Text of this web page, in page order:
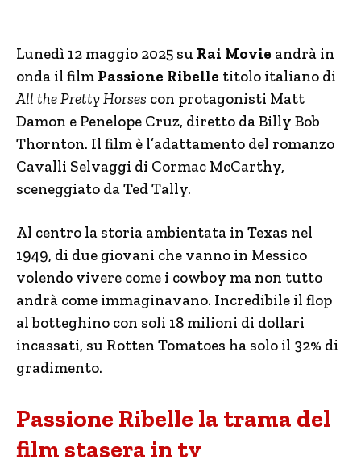
Lunedì 12 maggio 2025 su Rai Movie andrà in
onda il film Passione Ribelle titolo italiano di
All the Pretty Horses con protagonisti Matt
Damon e Penelope Cruz, diretto da Billy Bob
Thornton. Il film è l’adattamento del romanzo
Cavalli Selvaggi di Cormac McCarthy,
sceneggiato da Ted Tally.
Al centro la storia ambientata in Texas nel
1949, di due giovani che vanno in Messico
volendo vivere come i cowboy ma non tutto
andrà come immaginavano. Incredibile il flop
al botteghino con soli 18 milioni di dollari
incassati, su Rotten Tomatoes ha solo il 32% di
gradimento.
Passione Ribelle la trama del
film stasera in tv